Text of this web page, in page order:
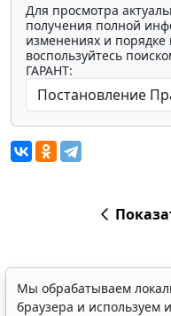
Для просмотра
получения полной
изменениях и
воспользуйтесь
ГАРАНТ:
Мы обрабатываем
браузера и используем